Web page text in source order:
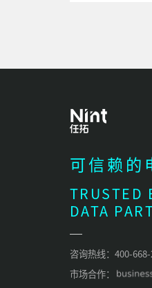
可信赖的
TRUSTED
DATA
咨询热线：400-
市场合作：